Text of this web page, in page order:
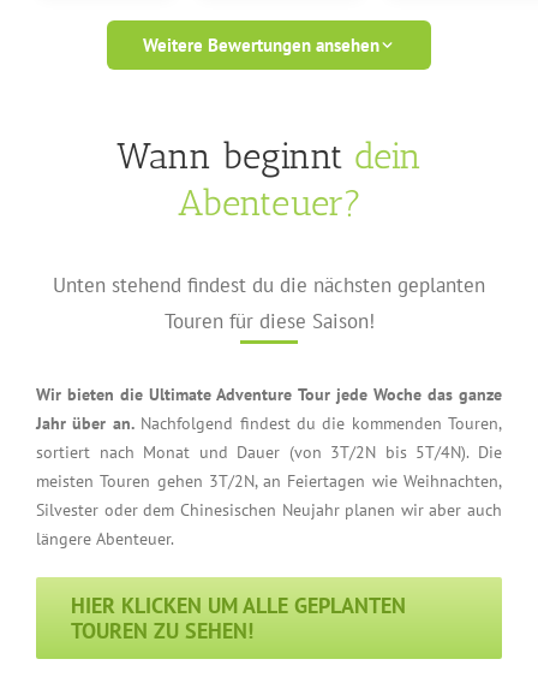
Weitere Bewertungen ansehen
Wann beginnt dein
Abenteuer?
Unten stehend findest du die nächsten geplanten
Touren für diese Saison!
Wir bieten die Ultimate Adventure Tour jede Woche das ganze
Jahr über an.Nachfolgend findest du die kommenden Touren,
sortiert nach Monat und Dauer (von 3T/2N bis 5T/4N). Die
meisten Touren gehen 3T/2N, an Feiertagen wie Weihnachten,
Silvester oder dem Chinesischen Neujahr planen wir aber auch
längere Abenteuer.
HIER KLICKEN UM ALLE GEPLANTEN
TOUREN ZU SEHEN!